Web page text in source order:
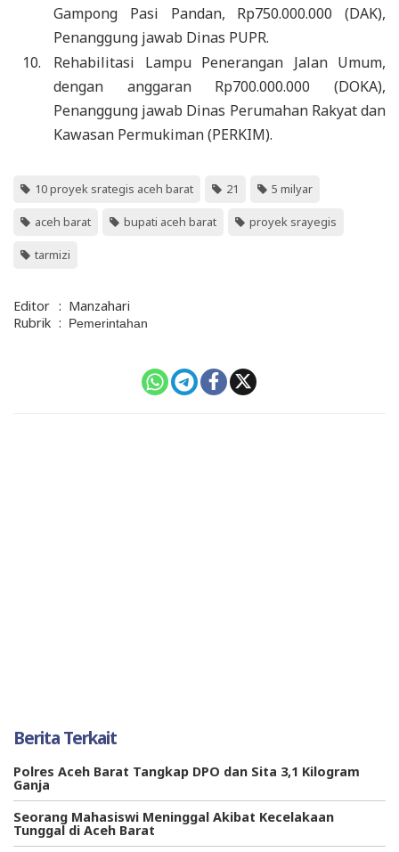
Gampong Pasi Pandan, Rp750.000.000 (DAK),
Penanggung jawab Dinas PUPR.
Rehabilitasi Lampu Penerangan Jalan Umum,
dengan anggaran Rp700.000.000 (DOKA),
Penanggung jawab Dinas Perumahan Rakyat dan
Kawasan Permukiman (PERKIM).
10 proyek srategis aceh barat 21 5 milyar
aceh barat bupati aceh barat proyek srayegis
tarmizi
Editor : Manzahari
Rubrik : Pemerintahan
Berita Terkait
Polres Aceh Barat Tangkap DPO dan Sita 3,1 Kilogram
Ganja
Seorang Mahasiswi Meninggal Akibat Kecelakaan
Tunggal di Aceh Barat